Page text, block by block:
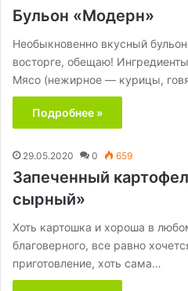
Бульон «Модерн»
Необыкновенно вкусный
восторге, обещаю!
Мясо (нежирное — курицы,
Подробнее »
29.05.2020 0 659
Запеченный
сырный»
Хоть картошка и хороша в
благоверного, все равно
приготовление, хоть сама…